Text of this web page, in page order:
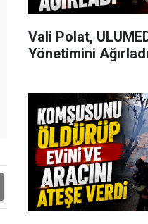
Vali Polat,
Yönetimini Ağırladı